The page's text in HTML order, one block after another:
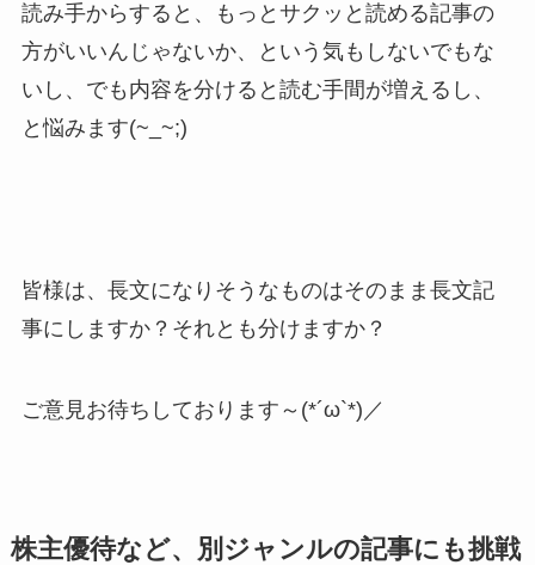
読み手からすると、もっとサクッと読める記事の
方がいいんじゃないか、という気もしないでもな
いし、でも内容を分けると読む手間が増えるし、
と悩みます(~_~;)
皆様は、長文になりそうなものはそのまま長文記
事にしますか？それとも分けますか？
ご意見お待ちしております～(*´ω`*)／
株主優待など、別ジャンルの記事にも挑戦